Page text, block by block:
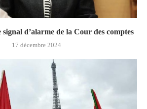
d’alarme de la Cour des comptes
17 décembre 2024